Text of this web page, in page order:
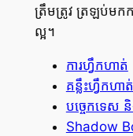
ត្រឹមត្រូវ ត្រឡប់មក
ល្អ។
ការហ្វឹកហាត់
គន្លឹះហ្វឹកហា
បច្ចេកទេស
Shadow